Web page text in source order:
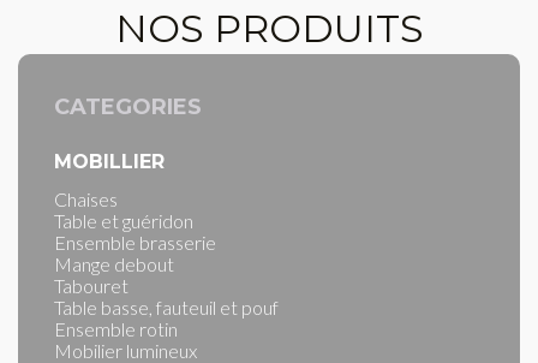
NOS PRODUITS
CATEGORIES
MOBILLIER
Chaises
Table et guéridon
Ensemble brasserie
Mange debout
Tabouret
Table basse, fauteuil et pouf
Ensemble rotin
Mobilier lumineux